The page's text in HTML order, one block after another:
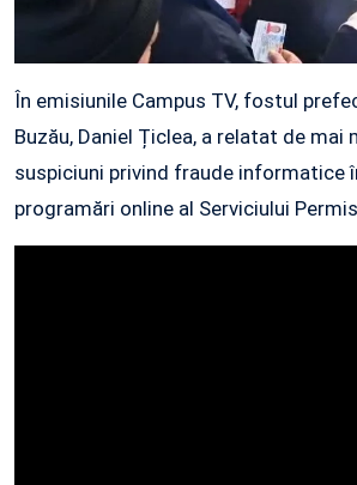
În emisiunile Campus TV, fostul
Buzău, Daniel Țiclea, a relatat de mai
suspiciuni privind fraude informatice
programări online al Serviciului